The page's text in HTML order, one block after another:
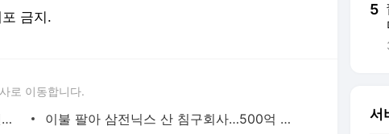
금지.
로 이동합니다.
"삼성전자 성과급 6억 어떻게 생각?"…젠슨 황 대답은?
이불 팔아 삼전닉스 산 침구회사…500억 잭팟 터졌다
5
서